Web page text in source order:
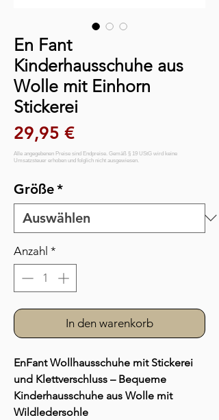
En Fant
Kinderhausschuhe aus
Wolle mit Einhorn
Stickerei
29,95 €Preis
Größe*
Anzahl *
In den warenkorb
EnFant Wollhausschuhe mit Stickerei
und Klettverschluss – Bequeme
Kinderhausschuhe aus Wolle mit
Wildledersohle